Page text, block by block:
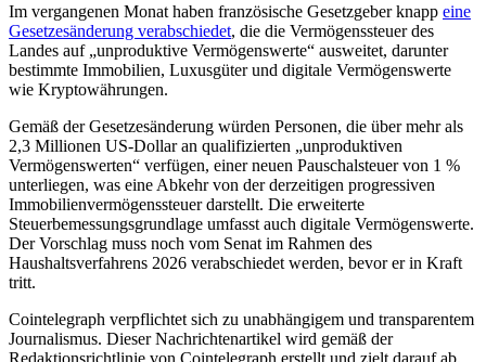
Im vergangenen Monat haben französische Gesetzgeber knapp eine
Gesetzesänderung verabschiedet, die die Vermögenssteuer des
Landes auf „unproduktive Vermögenswerte“ ausweitet, darunter
bestimmte Immobilien, Luxusgüter und digitale Vermögenswerte
wie Kryptowährungen.
Gemäß der Gesetzesänderung würden Personen, die über mehr als
2,3 Millionen US-Dollar an qualifizierten „unproduktiven
Vermögenswerten“ verfügen, einer neuen Pauschalsteuer von 1 %
unterliegen, was eine Abkehr von der derzeitigen progressiven
Immobilienvermögenssteuer darstellt. Die erweiterte
Steuerbemessungsgrundlage umfasst auch digitale Vermögenswerte.
Der Vorschlag muss noch vom Senat im Rahmen des
Haushaltsverfahrens 2026 verabschiedet werden, bevor er in Kraft
tritt.
Cointelegraph verpflichtet sich zu unabhängigem und transparentem
Journalismus. Dieser Nachrichtenartikel wird gemäß der
Redaktionsrichtlinie von Cointelegraph erstellt und zielt darauf ab,